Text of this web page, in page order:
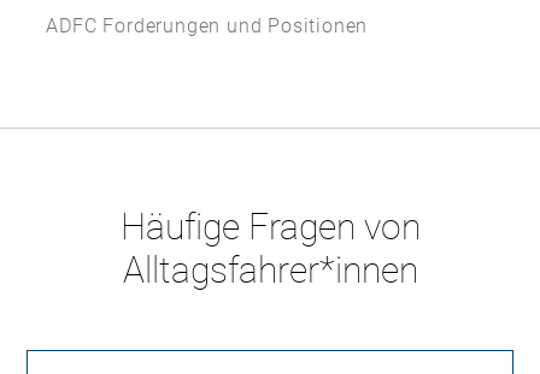
ADFC Forderungen und Positionen
Häufige Fragen von
Alltagsfahrer*innen